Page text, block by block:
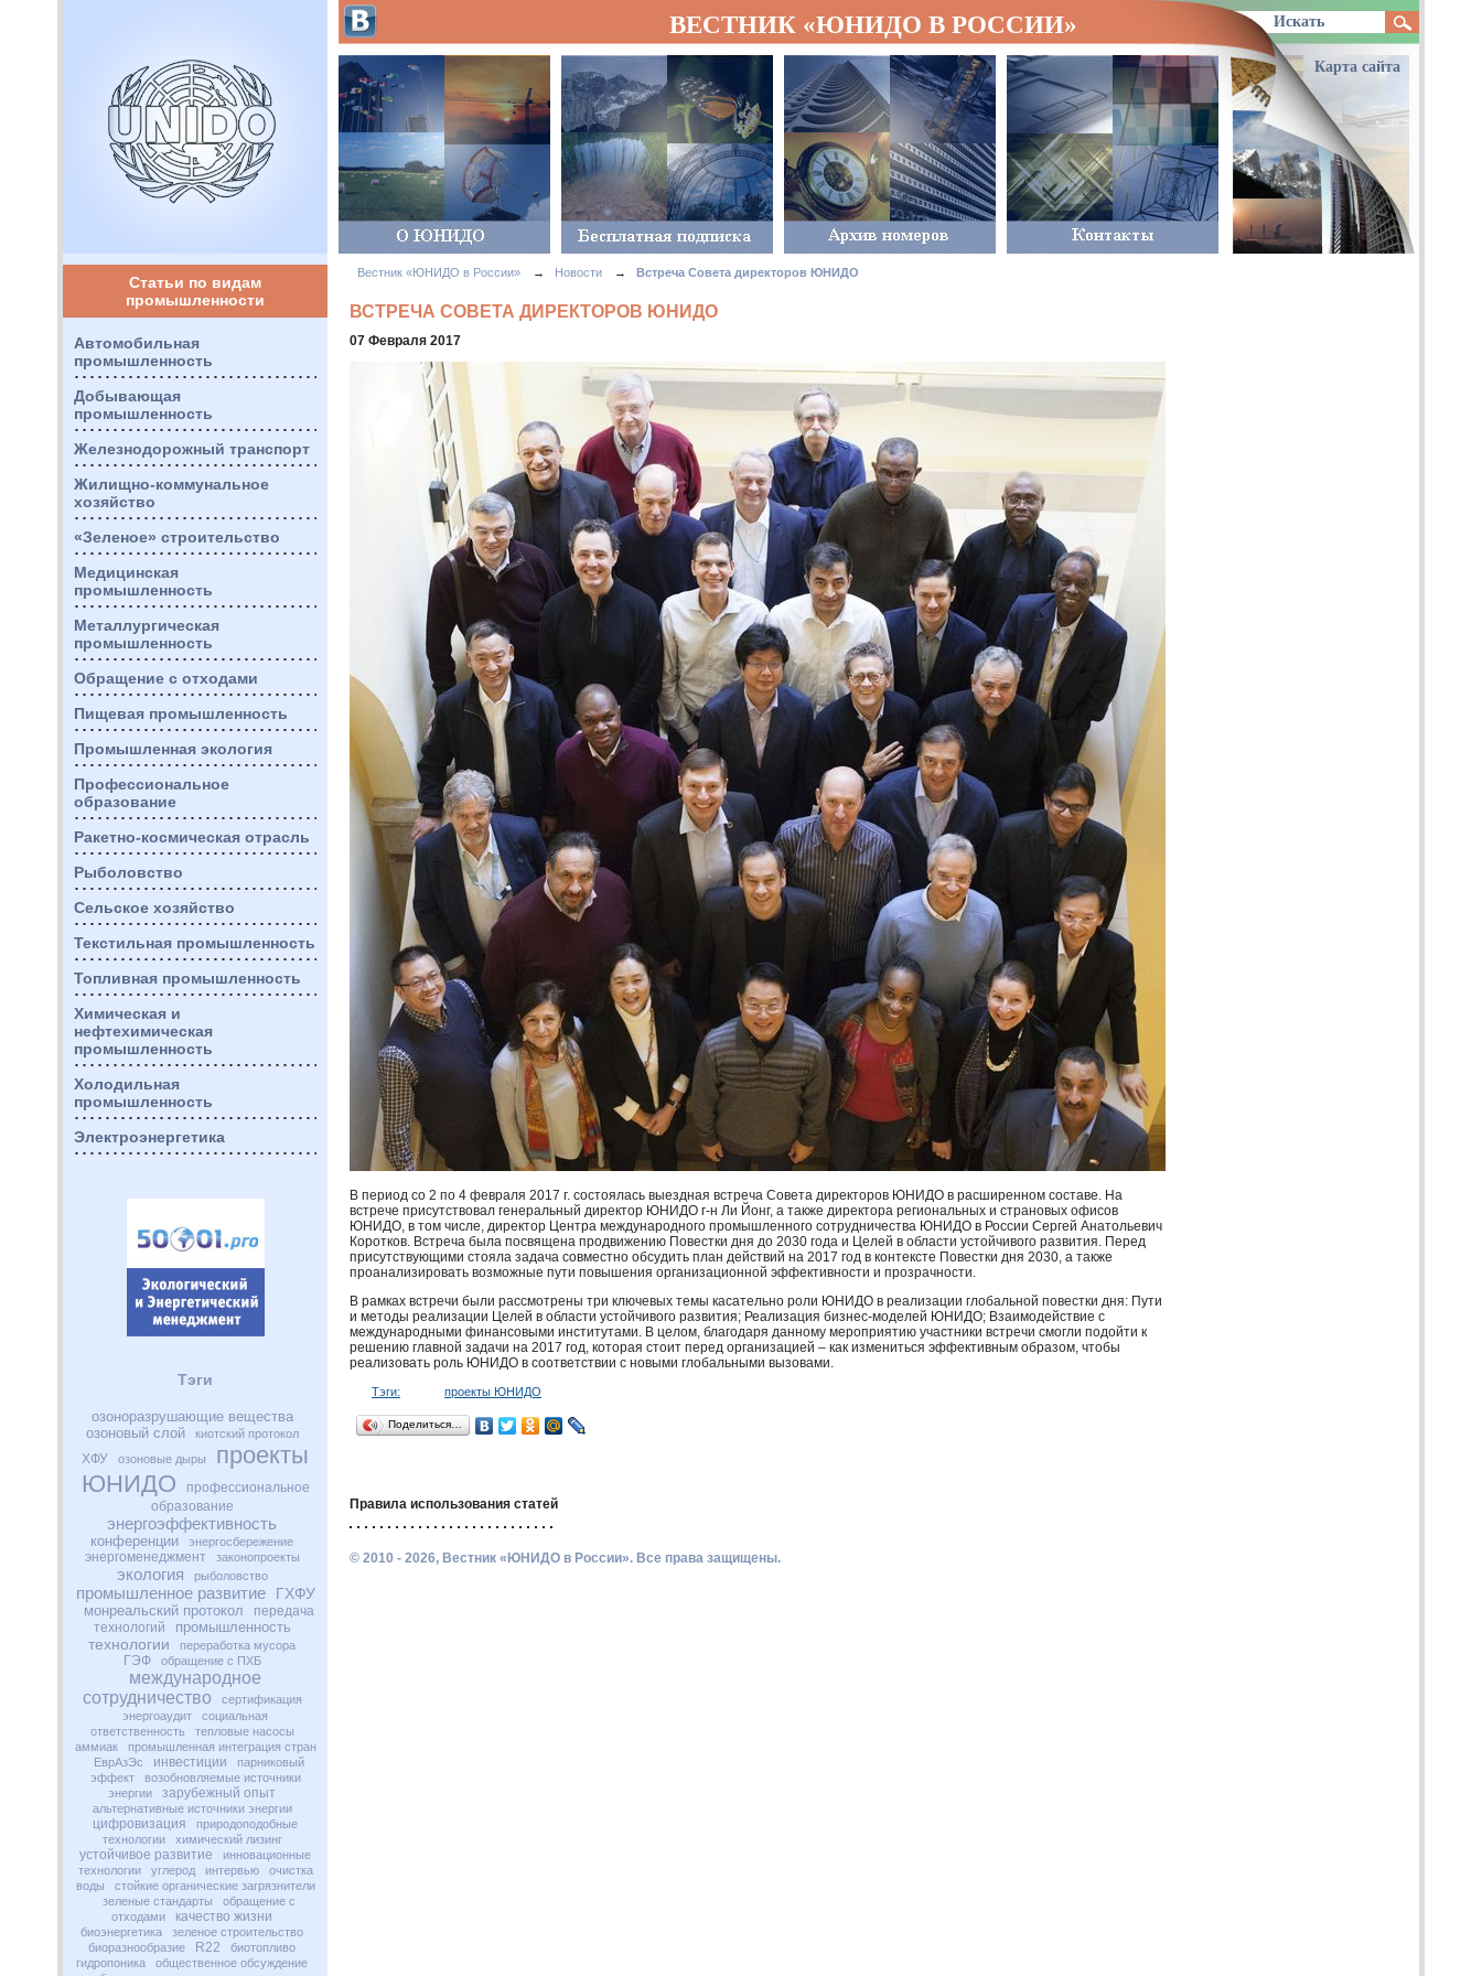
ВЕСТНИК «ЮНИДО В РОССИИ»
Карта сайта
Статьи по видам
промышленности
Автомобильная
промышленность
Добывающая
промышленность
Железнодорожный транспорт
Жилищно-коммунальное
хозяйство
«Зеленое» строительство
Медицинская
промышленность
Металлургическая
промышленность
Обращение с отходами
Пищевая промышленность
Промышленная экология
Профессиональное
образование
Ракетно-космическая отрасль
Рыболовство
Сельское хозяйство
Текстильная промышленность
Топливная промышленность
Химическая и
нефтехимическая
промышленность
Холодильная
промышленность
Электроэнергетика
Тэги
озоноразрушающие вещества
озоновый слой
киотский протокол
ХФУ озоновые дыры
проекты
ЮНИДО
профессиональное
образование
энергоэффективность
конференции энергосбережение
энергоменеджмент законопроекты
экология рыболовство
промышленное развитие ГХФУ
монреальский протокол
передача
технологий
промышленность
технологии переработка мусора
ГЭФ обращение с ПХБ
международное
сотрудничество
сертификация
энергоаудит
социальная
ответственность
тепловые насосы
аммиак
промышленная интеграция стран
ЕврАзЭс
инвестиции
парниковый
эффект
возобновляемые источники
энергии
зарубежный опыт
альтернативные источники энергии
цифровизация
природоподобные
технологии
химический лизинг
устойчивое развитие
инновационные
технологии
углерод интервью
очистка
воды
стойкие органические загрязнители
зеленые стандарты
обращение с
отходами
качество жизни
биоэнергетика
зеленое строительство
биоразнообразие
R22
биотопливо
гидропоника
общественное обсуждение
Вестник «ЮНИДО в России» → Новости → Встреча Совета директоров ЮНИДО
ВСТРЕЧА СОВЕТА ДИРЕКТОРОВ ЮНИДО
07 Февраля 2017
В период со 2 по 4 февраля 2017 г. состоялась выездная встреча Совета директоров ЮНИДО в расширенном составе. На
встрече присутствовал генеральный директор ЮНИДО г-н Ли Йонг, а также директора региональных и страновых офисов
ЮНИДО, в том числе, директор Центра международного промышленного сотрудничества ЮНИДО в России Сергей Анатольевич
Коротков. Встреча была посвящена продвижению Повестки дня до 2030 года и Целей в области устойчивого развития. Перед
присутствующими стояла задача совместно обсудить план действий на 2017 год в контексте Повестки дня 2030, а также
проанализировать возможные пути повышения организационной эффективности и прозрачности.
В рамках встречи были рассмотрены три ключевых темы касательно роли ЮНИДО в реализации глобальной повестки дня: Пути
и методы реализации Целей в области устойчивого развития; Реализация бизнес-моделей ЮНИДО; Взаимодействие с
международными финансовыми институтами. В целом, благодаря данному мероприятию участники встречи смогли подойти к
решению главной задачи на 2017 год, которая стоит перед организацией – как измениться эффективным образом, чтобы
реализовать роль ЮНИДО в соответствии с новыми глобальными вызовами.
Тэги: проекты ЮНИДО
Поделиться…
Правила использования статей
© 2010 - 2026, Вестник «ЮНИДО в России». Все права защищены.